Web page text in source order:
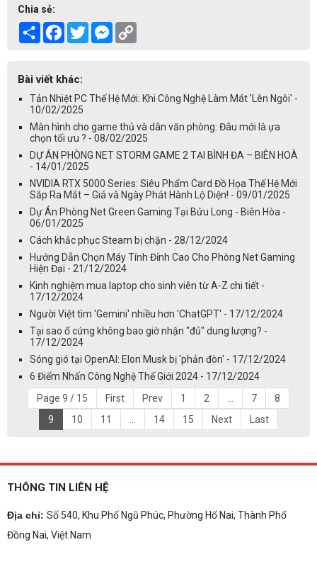
Chia sẻ:
Share Facebook
TwitterMessenger
Bài viết khác:
Tản Nhiệt PC Thế Hệ Mới: Khi Công Nghệ Làm Mát 'Lên Ngôi' -
10/02/2025
Màn hình cho game thủ và dân văn phòng: Đâu mới là ựa
chọn tối ưu ? - 08/02/2025
DỰ ÁN PHÒNG NET STORM GAME 2 TẠI BÌNH ĐA – BIÊN HOÀ
- 14/01/2025
NVIDIA RTX 5000 Series: Siêu Phẩm Card Đồ Họa Thế Hệ Mới
Sắp Ra Mắt – Giá và Ngày Phát Hành Lộ Diện! - 09/01/2025
Dự Án Phòng Net Green Gaming Tại Bửu Long - Biên Hòa -
06/01/2025
Cách khắc phục Steam bị chặn - 28/12/2024
Hướng Dẫn Chọn Máy Tính Đỉnh Cao Cho Phòng Net Gaming
Hiện Đại - 21/12/2024
Kinh nghiệm mua laptop cho sinh viên từ A-Z chi tiết -
17/12/2024
Người Việt tìm 'Gemini' nhiều hơn 'ChatGPT' - 17/12/2024
Tại sao ổ cứng không bao giờ nhận "đủ" dung lượng? -
17/12/2024
Sóng gió tại OpenAI: Elon Musk bị 'phản đòn' - 17/12/2024
6 Điểm Nhấn Công Nghệ Thế Giới 2024 - 17/12/2024
Page 9 / 15
First Prev 1 2 7
8
9
10 11 14 15 Next Last
THÔNG TIN LIÊN HỆ
Địa chỉ: Số 540, Khu Phố Ngũ Phúc, Phường Hố Nai, Thành Phố
Đồng Nai, Việt Nam